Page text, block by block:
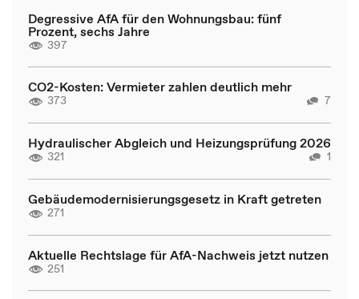
Degressive AfA für den Wohnungsbau: fünf
Prozent, sechs Jahre
397
CO2-Kosten: Vermieter zahlen deutlich mehr
373 7
Hydraulischer Abgleich und Heizungsprüfung 2026
321 1
Gebäudemodernisierungsgesetz in Kraft getreten
271
Aktuelle Rechtslage für AfA-Nachweis jetzt nutzen
251